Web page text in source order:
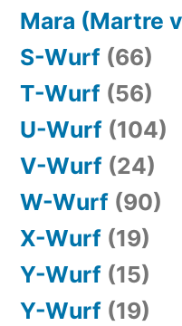
Mara (Martre
S-Wurf (66)
T-Wurf (56)
U-Wurf (104)
V-Wurf (24)
W-Wurf (90)
X-Wurf (19)
Y-Wurf (15)
Y-Wurf (19)